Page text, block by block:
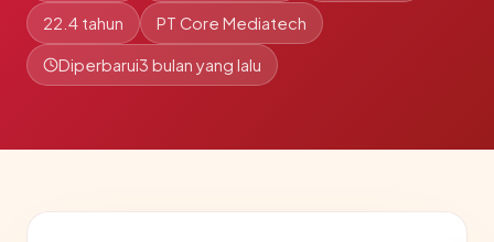
22.4 tahun PT Core Mediatech
Diperbarui3 bulan yang lalu